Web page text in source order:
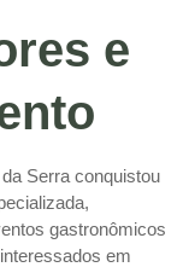
e
Serra conquistou
gastronômicos
em